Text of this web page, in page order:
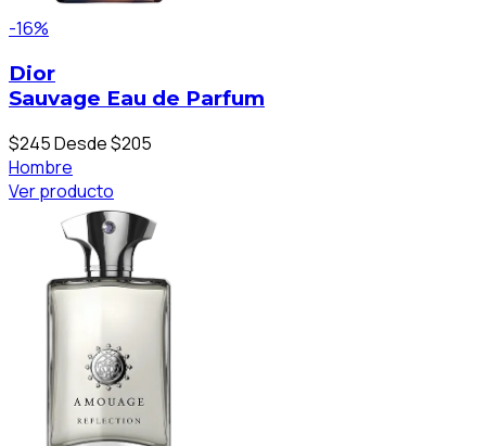
-16%
Dior
Sauvage Eau de Parfum
$245Desde $205
Hombre
Ver producto